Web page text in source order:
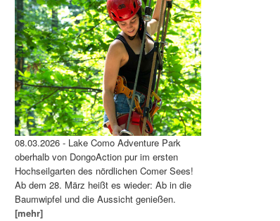
08.03.2026 - Lake Como Adventure Park
oberhalb von DongoAction pur im ersten
Hochseilgarten des nördlichen Comer Sees!
Ab dem 28. März heißt es wieder: Ab in die
Baumwipfel und die Aussicht genießen.
[mehr]